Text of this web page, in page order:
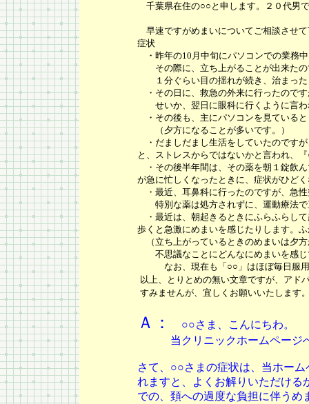
千葉県在住の○○と申します。２０代男
早速ですがめまいについてご相談させて
症状
・昨年の10月中旬にパソコンでの業務
その際に、立ち上がることが出来たの
１分ぐらい目の揺れが続き、治まった
・その日に、救急の外来に行ったので
せいか、翌日に眼科に行くように言わ
・その後も、主にパソコンを見ている
（夕方になることが多いです。）
・だましだまし生活をしていたのです
と、ストレスからではないかと言われ、
・その後半年間は、その薬を朝１錠飲
が急に忙しくなったときに、症状がひど
・最近、耳鼻科に行ったのですが、急
特別な薬は処方されずに、運動療法で
・最近は、 朝起きるときにふらふらし
歩くと 急激にめまいを感じたりします。
（立ち上がっているときのめまいは夕
不思議なことにどんなにめまいを感じ
なお、現在も「○○」はほぼ毎日服用
以上、とりとめの無い文章ですが、アド
すみませんが、宜しくお願いいたします
Ａ：
○○さま、こんにちわ。
当クリニックホームページへ
さて、○○さまの症状は、当ホー
れますと、よくお解りいただける
での、頚への過度な負担に伴うめ